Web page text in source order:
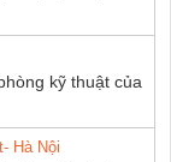
kỹ thuật của
Hà Nội